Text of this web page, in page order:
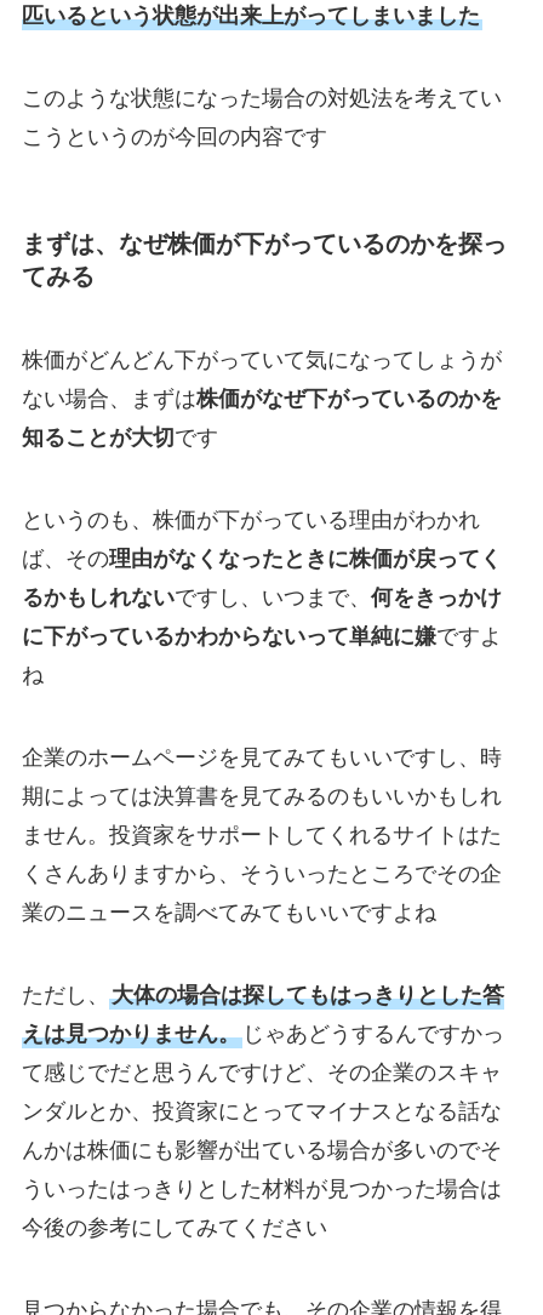
匹いるという状態が出来上がってしまいました
このような状態になった場合の対処法を考えてい
こうというのが今回の内容です
まずは、なぜ株価が下がっているのかを探っ
てみる
株価がどんどん下がっていて気になってしょうが
ない場合、まずは株価がなぜ下がっているのかを
知ることが大切 です
というのも、株価が下がっている理由がわかれ
ば、その理由がなくなったときに株価が戻ってく
るかもしれないですし、いつまで、 何をきっかけ
に下がっているかわからないって単純に嫌ですよ
ね
企業のホームページを見てみてもいいですし、時
期によっては決算書を見てみるのもいいかもしれ
ません。投資家をサポートしてくれるサイトはた
くさんありますから、そういったところでその企
業のニュースを調べてみてもいいですよね
ただし、 大体の場合は探してもはっきりとした答
えは見つかりません。じゃあどうするんですかっ
て感じでだと思うんですけど、その企業のスキャ
ンダルとか、投資家にとってマイナスとなる話な
んかは株価にも影響が出ている場合が多いのでそ
ういったはっきりとした材料が見つかった場合は
今後の参考にしてみてください
見つからなかった場合でも、その企業の情報を得